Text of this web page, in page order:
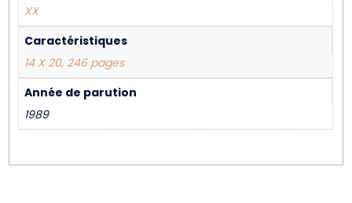
XX
Caractéristiques
14 X 20, 246 pages
Année de parution
1989